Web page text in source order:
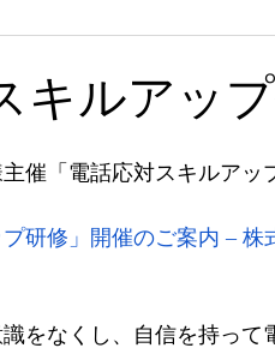
キルアッ
催「電話応対スキルアッ
プ研修」開催のご案内 –
識をなくし、自信を持っ